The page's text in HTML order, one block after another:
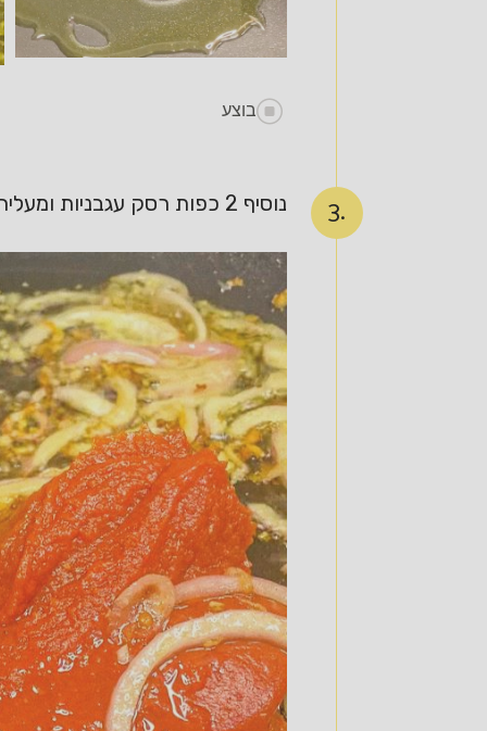
בוצע
3. נוסיף 2 כפות רסק עגבניות ומעליהן נשפוך את מי הפסטה ( 2 מצקות ), נערבב היטב